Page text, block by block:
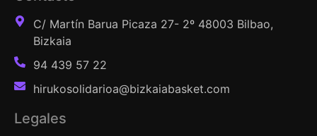
C/ Martín Barua Picaza 27- 2º 48003 Bilbao,
Bizkaia
94 439 57 22
hirukosolidarioa@bizkaiabasket.com
Legales